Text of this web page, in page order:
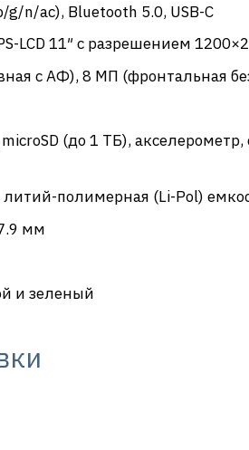
g/n/ac), Bluetooth 5.0, USB-C
LCD 11″ с разрешением
c АФ), 8 МП (фронтальная
microSD (до 1 ТБ),
литий-полимерная (Li-Pol)
мм
и зеленый